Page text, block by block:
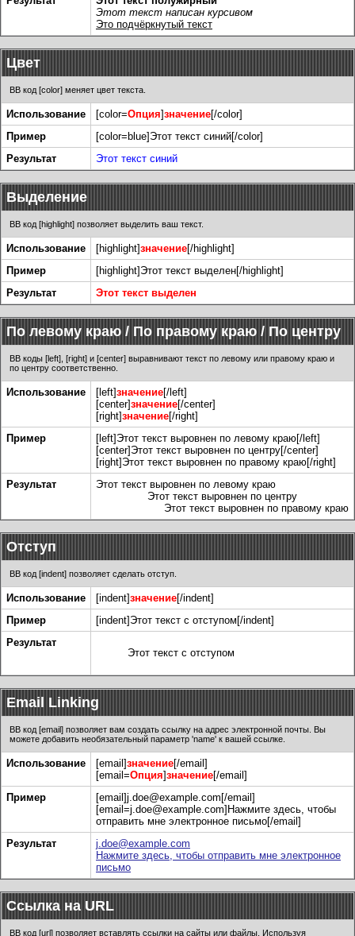
Этот текст написан курсивом
Это подчёркнутый текст
Цвет
BB код [color] меняет цвет текста.
Использование [color=Опция]значение[/color]
Пример
[color=blue]Этот текст синий[/color]
Результат
Этот текст синий
Выделение
BB код [highlight] позволяет выделить ваш текст.
Использование [highlight]значение[/highlight]
Пример
[highlight]Этот текст выделен[/highlight]
Результат
Этот текст выделен
По левому краю / По правому краю / По центру
BB коды [left], [right] и [center] выравнивают текст по левому или правому краю и
по центру соответственно.
Использование [left]значение[/left]
[center]значение[/center]
[right]значение[/right]
Пример
[left]Этот текст выровнен по левому краю[/left]
[center]Этот текст выровнен по центру[/center]
[right]Этот текст выровнен по правому краю[/right]
Результат
Этот текст выровнен по левому краю
Этот текст выровнен по центру
Этот текст выровнен по правому краю
Отступ
BB код [indent] позволяет сделать отступ.
Использование [indent]значение[/indent]
Пример
[indent]Этот текст с отступом[/indent]
Результат
Этот текст с отступом
Email Linking
BB код [email] позволяет вам создать ссылку на адрес электронной почты. Вы
можете добавить необязательный параметр 'name' к вашей ссылке.
Использование [email]значение[/email]
[email=Опция]значение[/email]
Пример
[email]j.doe@example.com[/email]
[email=j.doe@example.com]Нажмите здесь, чтобы
отправить мне электронное письмо[/email]
Результат
j.doe@example.com
Нажмите здесь, чтобы отправить мне электронное
письмо
Ссылка на URL
BB код [url] позволяет вставлять ссылки на сайты или файлы. Используя